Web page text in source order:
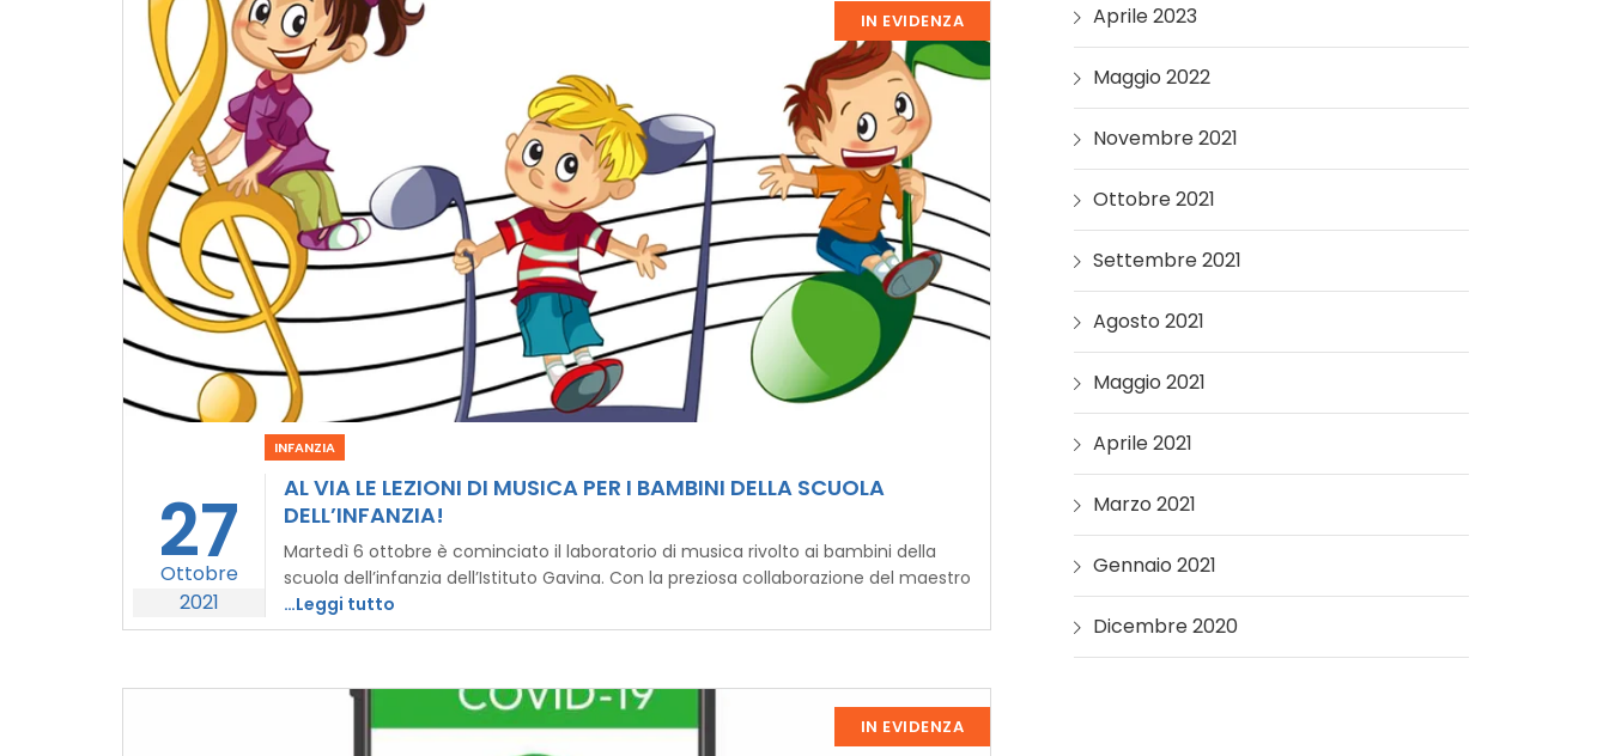
IN EVIDENZA
27
Ottobre
2021
INFANZIA
AL VIA LE LEZIONI DI MUSICA PER I BAMBINI DELLA SCUOLA
DELL’INFANZIA!
Martedì 6 ottobre è cominciato il laboratorio di musica rivolto ai bambini della
scuola dell’infanzia dell’Istituto Gavina. Con la preziosa collaborazione del maestro
…Leggi tutto
IN EVIDENZA
Aprile 2023
Maggio 2022
Novembre 2021
Ottobre 2021
Settembre 2021
Agosto 2021
Maggio 2021
Aprile 2021
Marzo 2021
Gennaio 2021
Dicembre 2020